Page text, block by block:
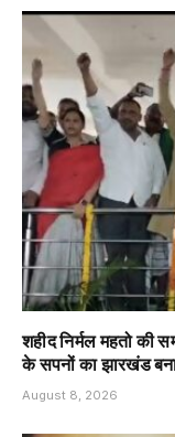
शहीद निर्मल महतो की
के सपनों का झारखंड
August 8, 2026